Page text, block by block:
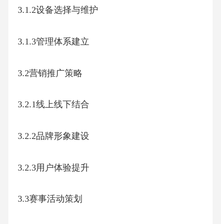
3.1.2设备选择与维护
3.1.3管理体系建立
3.2营销推广策略
3.2.1线上线下结合
3.2.2品牌形象建设
3.2.3用户体验提升
3.3赛事活动策划